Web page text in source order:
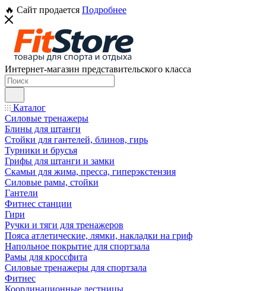
🔥 Сайт продается Подробнее
Интернет-магазин представительского класса
Каталог
Силовые тренажеры
Блины для штанги
Стойки для гантелей, блинов, гирь
Турники и брусья
Грифы для штанги и замки
Скамьи для жима, пресса, гиперэкстензия
Силовые рамы, стойки
Гантели
Фитнес станции
Гири
Ручки и тяги для тренажеров
Пояса атлетические, лямки, накладки на гриф
Напольное покрытие для спортзала
Рамы для кроссфита
Силовые тренажеры для спортзала
Фитнес
Координационные лестницы